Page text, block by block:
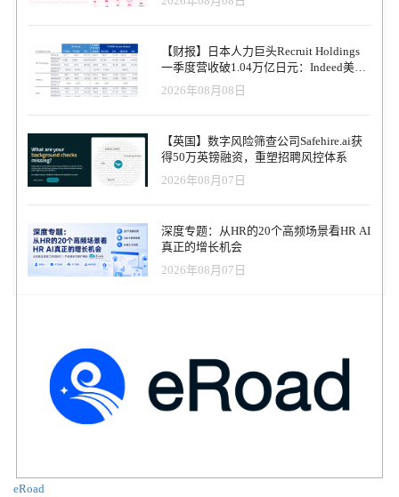
【财报】日本人力巨头Recruit Holdings
一季度营收破1.04万亿日元：Indeed美国
收入逆势增长30%，AI招聘推动利润率升
至47.4%
2026年08月08日
【英国】数字风险筛查公司Safehire.ai获
得50万英镑融资，重塑招聘风控体系
2026年08月07日
深度专题：从HR的20个高频场景看HR AI
真正的增长机会
2026年08月07日
eRoad